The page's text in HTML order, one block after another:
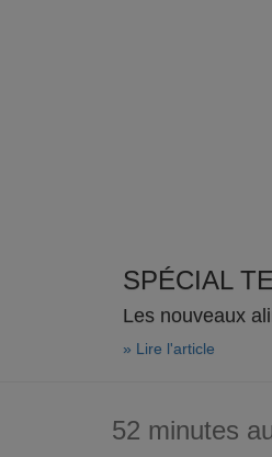
SPÉCIAL
Les nouveaux
» Lire l'article
52 minutes